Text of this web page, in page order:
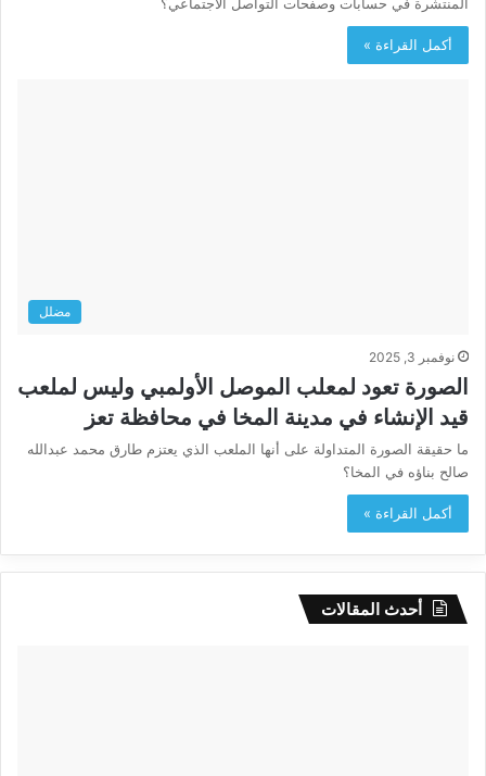
أكمل القراءة »
مضلل
نوفمبر 3, 2025
الصورة تعود لمعلب الموصل الأولمبي وليس لملعب
قيد الإنشاء في مدينة المخا في محافظة تعز
ما حقيقة الصورة المتداولة على أنها الملعب الذي يعتزم طارق محمد عبدالله
صالح بناؤه في المخا؟
أكمل القراءة »
أحدث المقالات